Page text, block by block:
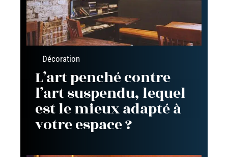
Décoration
L’art penché contre
l’art suspendu, lequel
est le mieux adapté à
votre espace ?